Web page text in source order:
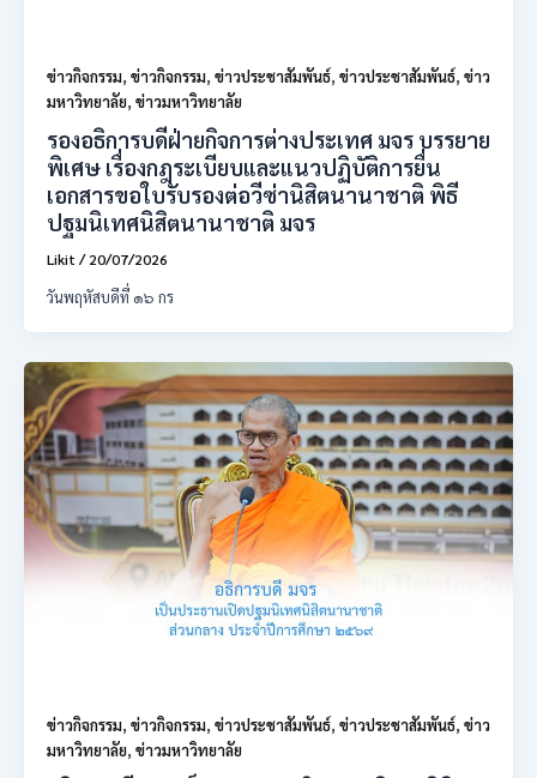
ข่าวกิจกรรม, ข่าวกิจกรรม, ข่าวประชาสัมพันธ์, ข่าวประชาสัมพันธ์, ข่าว
มหาวิทยาลัย, ข่าวมหาวิทยาลัย
รองอธิการบดีฝ่ายกิจการต่างประเทศ มจร บรรยาย
พิเศษ เรื่องกฎระเบียบและแนวปฏิบัติการยื่น
เอกสารขอใบรับรองต่อวีซ่านิสิตนานาชาติ พิธี
ปฐมนิเทศนิสิตนานาชาติ มจร
Likit /20/07/2026
วันพฤหัสบดีที่ ๑๖ กร
ข่าวกิจกรรม, ข่าวกิจกรรม, ข่าวประชาสัมพันธ์, ข่าวประชาสัมพันธ์, ข่าว
มหาวิทยาลัย, ข่าวมหาวิทยาลัย